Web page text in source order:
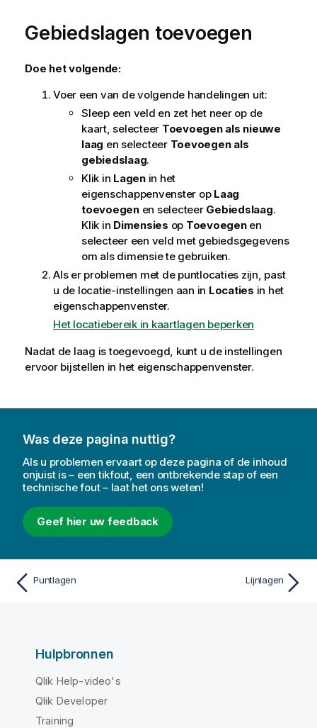
Gebiedslagen toevoegen
Doe het volgende:
Voer een van de volgende handelingen uit:
Sleep een veld en zet het neer op de
kaart, selecteer Toevoegen als nieuwe
laag en selecteer Toevoegen als
gebiedslaag.
Klik in Lagenin het
eigenschappenvenster op Laag
toevoegenen selecteer Gebiedslaag.
Klik in Dimensies op Toevoegenen
selecteer een veld met gebiedsgegevens
om als dimensie te gebruiken.
Als er problemen met de puntlocaties zijn, past
u de locatie-instellingen aan in Locaties in het
eigenschappenvenster.
Het locatiebereik in kaartlagen beperken
Nadat de laag is toegevoegd, kunt u de instellingen
ervoor bijstellen in het eigenschappenvenster.
Was deze pagina nuttig?
Als u problemen ervaart op deze pagina of de inhoud
onjuist is – een tikfout, een ontbrekende stap of een
technische fout – laat het ons weten!
Geef hier uw feedback
Puntlagen Lijnlagen
Hulpbronnen
Qlik Help-video's
Qlik Developer
Training